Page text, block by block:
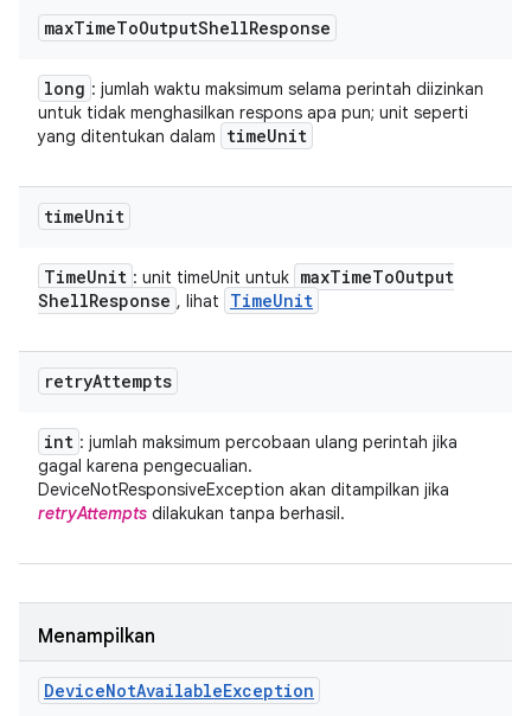
maxTimeToOutputShellResponse
long : jumlah waktu maksimum selama perintah diizinkan
untuk tidak menghasilkan respons apa pun; unit seperti
yang ditentukan dalam
timeUnit
timeUnit
TimeUnit : unit timeUnit untuk maxTimeToOutput
ShellResponse , lihat TimeUnit
retryAttempts
int : jumlah maksimum percobaan ulang perintah jika
gagal karena pengecualian.
DeviceNotResponsiveException akan ditampilkan jika
retryAttempts dilakukan tanpa berhasil.
Menampilkan
DeviceNotAvailableException